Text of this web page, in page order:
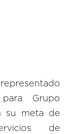
representado
Grupo
su meta de
de